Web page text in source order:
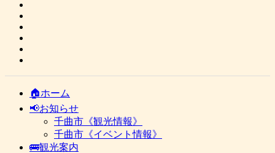
🏠ホーム
📢お知らせ
千曲市《観光情報》
千曲市《イベント情報》
🚌観光案内